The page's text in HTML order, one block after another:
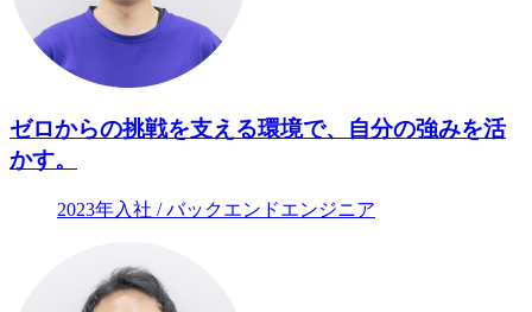
ゼロからの挑戦を支える環境で、自分の強みを活
かす。
2023年入社 / バックエンドエンジニア